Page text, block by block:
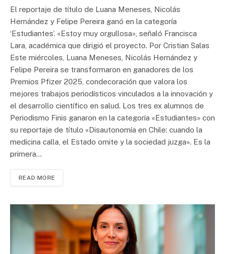
El reportaje de título de Luana Meneses, Nicolás
Hernández y Felipe Pereira ganó en la categoría
‘Estudiantes’. «Estoy muy orgullosa», señaló Francisca
Lara, académica que dirigió el proyecto. Por Cristian Salas
Este miércoles, Luana Meneses, Nicolás Hernández y
Felipe Pereira se transformaron en ganadores de los
Premios Pfizer 2025, condecoración que valora los
mejores trabajos periodísticos vinculados a la innovación y
el desarrollo científico en salud. Los tres ex alumnos de
Periodismo Finis ganaron en la categoría «Estudiantes» con
su reportaje de título «Disautonomía en Chile: cuando la
medicina calla, el Estado omite y la sociedad juzga». Es la
primera…
READ MORE